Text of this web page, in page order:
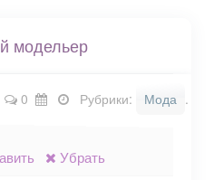
модельер
0 Рубрики: Мода .
Убрать